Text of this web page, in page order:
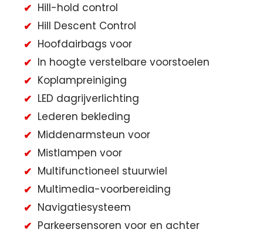
Hill-hold control
Hill Descent Control
Hoofdairbags voor
In hoogte verstelbare voorstoelen
Koplampreiniging
LED dagrijverlichting
Lederen bekleding
Middenarmsteun voor
Mistlampen voor
Multifunctioneel stuurwiel
Multimedia-voorbereiding
Navigatiesysteem
Parkeersensoren voor en achter